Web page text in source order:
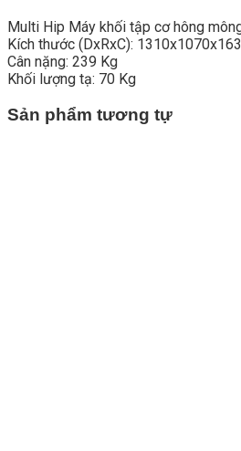
Multi Hip Máy khối tập cơ hông
Kích thước (DxRxC):
Cân nặng: 239 Kg
Khối lượng tạ: 70 Kg
Sản phẩm tương tự